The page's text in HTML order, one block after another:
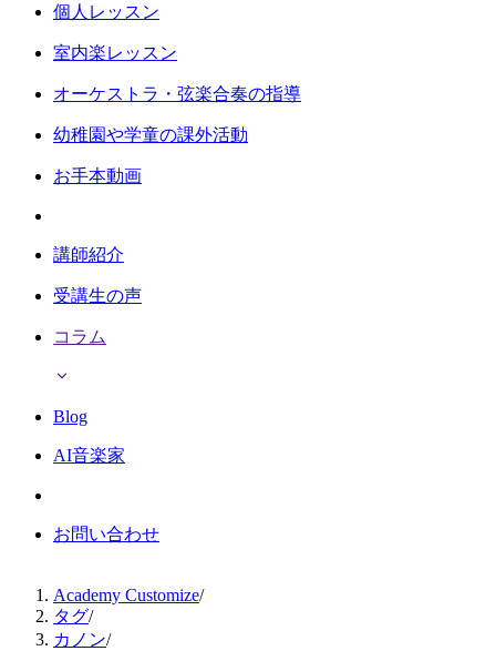
個人レッスン
室内楽レッスン
オーケストラ・弦楽合奏の指導
幼稚園や学童の課外活動
お手本動画
講師紹介
受講生の声
コラム
Blog
AI音楽家
お問い合わせ
Academy Customize/
タグ/
カノン/